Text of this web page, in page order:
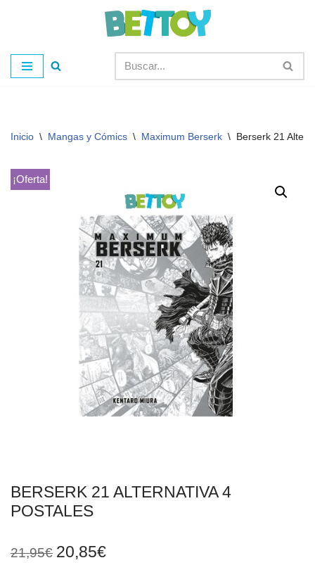
al
contenido
Inicio \ Mangas y Cómics \ Maximum Berserk \ Berserk 21
¡Oferta!
BERSERK 21 ALTERNATIVA 4
POSTALES
21,95€ 20,85€